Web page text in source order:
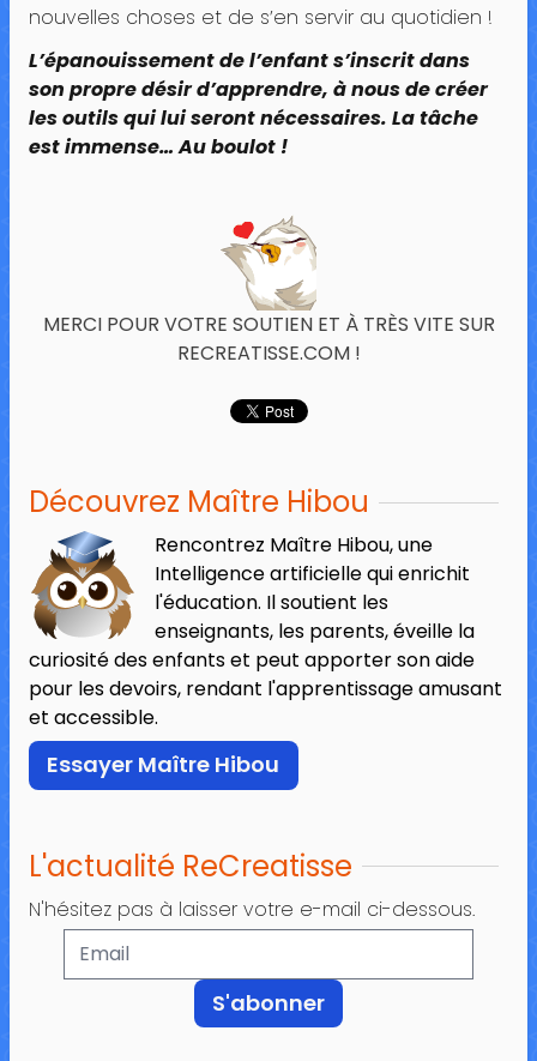
nouvelles choses et de s’en servir au quotidien !
L’épanouissement de l’enfant s’inscrit dans
son propre désir d’apprendre, à nous de créer
les outils qui lui seront nécessaires. La tâche
est immense… Au boulot !
MERCI POUR VOTRE SOUTIEN ET À TRÈS VITE SUR
RECREATISSE.COM !
Découvrez Maître Hibou
Rencontrez Maître Hibou, une
Intelligence artificielle qui enrichit
l'éducation. Il soutient les
enseignants, les parents, éveille la
curiosité des enfants et peut apporter son aide
pour les devoirs, rendant l'apprentissage amusant
et accessible.
Essayer Maître Hibou
L'actualité ReCreatisse
N'hésitez pas à laisser votre e-mail ci-dessous.